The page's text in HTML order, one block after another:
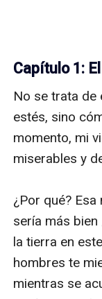
Capítulo 1:
No se trata de
estés, sino
momento, mi
miserables y
¿Por qué?
sería más
la tierra en
hombres te
mientras se